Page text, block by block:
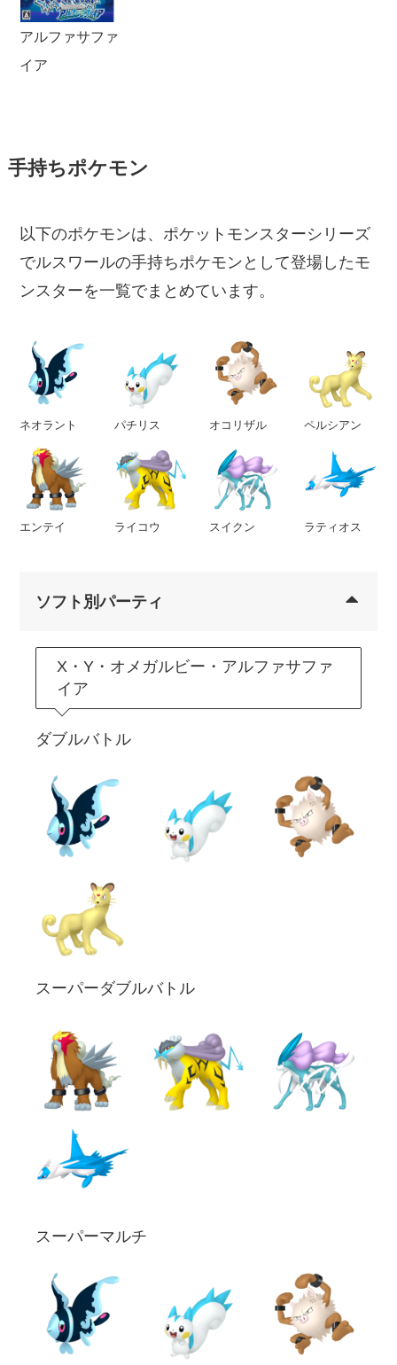
アルファサファ
イア
手持ちポケモン
以下のポケモンは、ポケットモンスターシリーズ
でルスワールの手持ちポケモンとして登場したモ
ンスターを一覧でまとめています。
ネオラント パチリス オコリザル ペルシアン
エンテイ ライコウ スイクン ラティオス
ソフト別パーティ
X・Y・オメガルビー・アルファサファ
イア
ダブルバトル
スーパーダブルバトル
スーパーマルチ